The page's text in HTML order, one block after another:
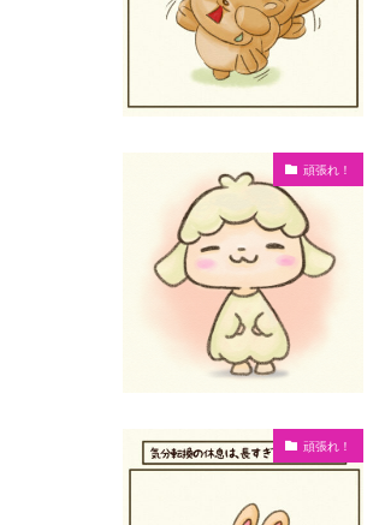
頑張れ！
頑張れ！